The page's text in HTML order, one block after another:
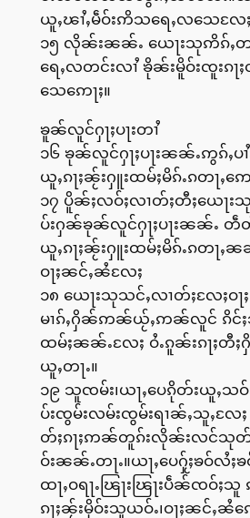
ယူႇၽၢႆႇမဵဝ်းဢိသရေႇလသေလႄႈ
၁၅ လိုၼ်းၼၼ်ႉ ယေႃးသုဢိၵ်ႇ
ရေႇလတင်းလၢႆ ၶိုၼ်းမိူဝ်းၸူးၵႃ
သေဢေႃႈ။
ၶူၼ်လူင်ႁႃႈပႃးတၢႆ
၁၆ ၶုၼ်လူင်ႁႃႈပႃးၼၼ်ႉဢွၵ်ႇပ
ယူႇၵႃႈၼႂ်းႁူးထမ်ႈမိၵ်ႉၵတႃႇဢေ
၁၇ ပိူၼ်ႈလဝ်ႈလၢတ်ႈတီႈယေႃး
ပ်းႁၼ်ၶုၼ်လူင်ႁႃႈပႃးၼၼ်ႉ တဵတ်
ယူႇၵႃႈၼႂ်းႁူးထမ်ႈမိၵ်ႉၵတႃႇၼ
ဝႃႈၼင်ႇၼႆလႄႈ
၁၈ ယေႃးသုသင်ႇလၢတ်ႈလႄႈဝႃ
မၢၵ်ႇႁိၼ်ဢၼ်ယႂ်ႇဢၼ်လူင် ၵိင်ႈသႂ်ႇ
ထမ်ႈၼၼ်ႉလႄႈ ဝႆႉၵူၼ်းၵႃႈတီႈႁိ
ယူႇတႃႉ။
၁၉ သူၸမ်း၊ယႃႇပေၵိုတ်းယူႇ
ပ်းၸွမ်းလမ်းၸွမ်းရၢၼ်ႇသူႇလႄႈ
တ်ႈၵႃႈဢၼ်တူၵ်းလိုၼ်းလင်သုတ်
ဝ်းၼၼ်ႉတႃႉ။ယႃႇပေႁႂ်ႈၶဝ်လႆႈၶ
ထႃႇဝရႃႉၽြႃးၽြႃးပဵၼ်ၸဝ်ႈ
ၵႃႈၼႂ်းမိုဝ်းသူယဝ်ႉ၊ဝႃႈၼင်ႇၼႆဢ